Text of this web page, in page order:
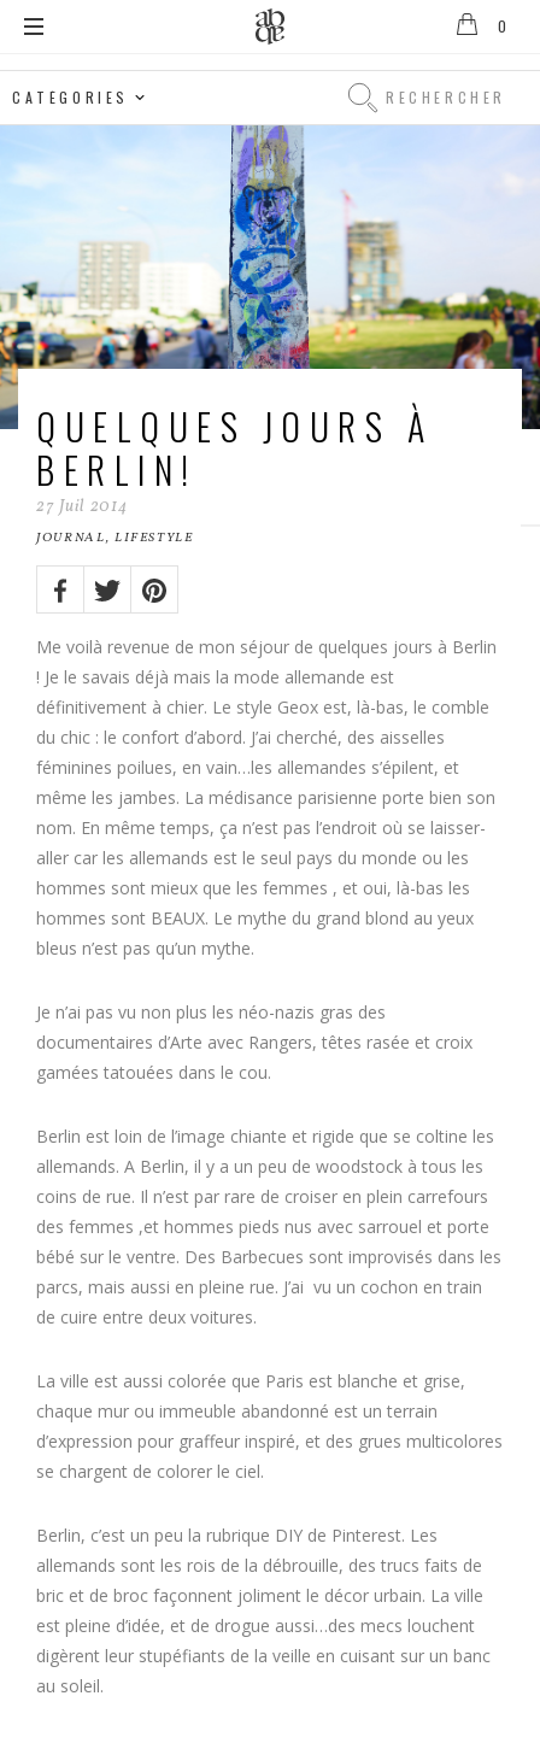
D'Anthenay
0
Rechercher
Rechercher
QUELQUES JOURS À
BERLIN!
27 Juil 2014
JOURNAL, LIFESTYLE
Share
on:Facebook
TwitterPinterest
Me voilà revenue de mon séjour de quelques jours à Berlin
! Je le savais déjà mais la mode allemande est
définitivement à chier. Le style Geox est, là-bas, le comble
du chic : le confort d’abord. J’ai cherché, des aisselles
féminines poilues, en vain…les allemandes s’épilent, et
même les jambes. La médisance parisienne porte bien son
nom. En même temps, ça n’est pas l’endroit où se laisser-
aller car les allemands est le seul pays du monde ou les
hommes sont mieux que les femmes , et oui, là-bas les
hommes sont BEAUX. Le mythe du grand blond au yeux
bleus n’est pas qu’un mythe.
Je n’ai pas vu non plus les néo-nazis gras des
documentaires d’Arte avec Rangers, têtes rasée et croix
gamées tatouées dans le cou.
Berlin est loin de l’image chiante et rigide que se coltine les
allemands. A Berlin, il y a un peu de woodstock à tous les
coins de rue. Il n’est par rare de croiser en plein carrefours
des femmes ,et hommes pieds nus avec sarrouel et porte
bébé sur le ventre. Des Barbecues sont improvisés dans les
parcs, mais aussi en pleine rue. J’ai vu un cochon en train
de cuire entre deux voitures.
La ville est aussi colorée que Paris est blanche et grise,
chaque mur ou immeuble abandonné est un terrain
d’expression pour graffeur inspiré, et des grues multicolores
se chargent de colorer le ciel.
Berlin, c’est un peu la rubrique DIY de Pinterest. Les
allemands sont les rois de la débrouille, des trucs faits de
bric et de broc façonnent joliment le décor urbain. La ville
est pleine d’idée, et de drogue aussi…des mecs louchent
digèrent leur stupéfiants de la veille en cuisant sur un banc
au soleil.